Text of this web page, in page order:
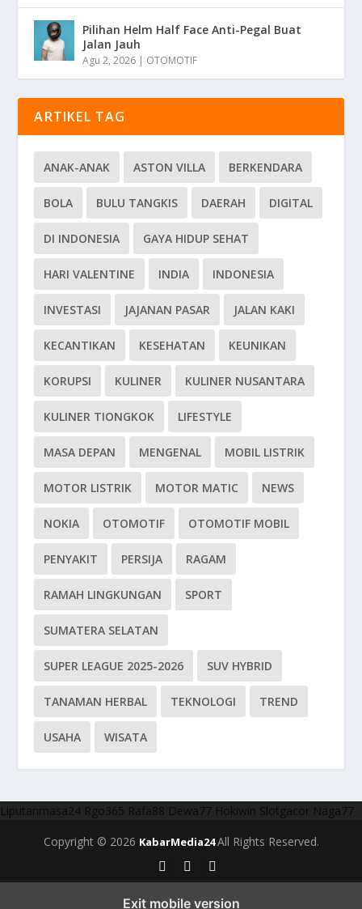
Pilihan Helm Half Face Anti-Pegal Buat
Jalan Jauh
Agu 2, 2026 | OTOMOTIF
ARTIKEL TAG
ANAK-ANAK ASTON VILLA BERKENDARA
BOLA BULU TANGKIS DAERAH DIGITAL
DI INDONESIA GAYA HIDUP SEHAT
HARI VALENTINE INDIA INDONESIA
INVESTASI JAJANAN PASAR JALAN KAKI
KECANTIKAN KESEHATAN KEUNIKAN
KORUPSI KULINER KULINER NUSANTARA
KULINER TIONGKOK LIFESTYLE
MASA DEPAN MENGENAL MOBIL LISTRIK
MOTOR LISTRIK MOTOR MATIC NEWS
NOKIA OTOMOTIF OTOMOTIF MOBIL
PENYAKIT PERSIJA RAGAM
RAMAH LINGKUNGAN SPORT
SUMATERA SELATAN
SUPER LEAGUE 2025-2026 SUV HYBRID
TANAMAN HERBAL TEKNOLOGI TREND
USAHA WISATA
Liputanmasa24 Rgo365 Rafa88 Dewa77 Hokiwin Slotgacor Naga77
Copyright © 2026 KabarMedia24All Rights Reserved.
Exit mobile version